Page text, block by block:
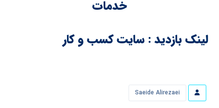
خدمات
لینک بازدید : سایت کسب و کار
Saeide Alirezaei